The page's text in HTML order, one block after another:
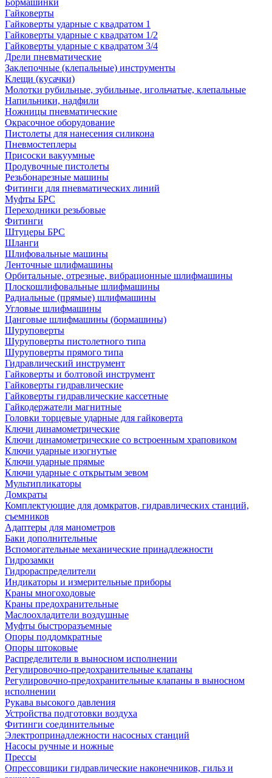
Бормашинки
Гайковерты
Гайковерты ударные с квадратом 1
Гайковерты ударные с квадратом 1/2
Гайковерты ударные с квадратом 3/4
Дрели пневматические
Заклепочные (клепальные) инструменты
Клещи (кусачки)
Молотки рубильные, зубильные, игольчатые, клепальные
Напильники, надфили
Ножницы пневматические
Окрасочное оборудование
Пистолеты для нанесения силикона
Пневмостеплеры
Присоски вакуумные
Продувочные пистолеты
Резьбонарезные машины
Фитинги для пневматических линий
Муфты БРС
Переходники резьбовые
Фитинги
Штуцеры БРС
Шланги
Шлифовальные машины
Ленточные шлифмашины
Орбитальные, отрезные, вибрационные шлифмашины
Плоскошлифовальные шлифмашины
Радиальные (прямые) шлифмашины
Угловые шлифмашины
Цанговые шлифмашины (бормашины)
Шуруповерты
Шуруповерты пистолетного типа
Шуруповерты прямого типа
Гидравлический инструмент
Гайковерты и болтовой инструмент
Гайковерты гидравлические
Гайковерты гидравлические кассетные
Гайкодержатели магнитные
Головки торцевые ударные для гайковерта
Ключи динамометрические
Ключи динамометрические со встроенным храповиком
Ключи ударные изогнутые
Ключи ударные прямые
Ключи ударные с открытым зевом
Мультипликаторы
Домкраты
Комплектующие для домкратов, гидравлических станций,
съемников
Адаптеры для манометров
Баки дополнительные
Вспомогательные механические принадлежности
Гидрозамки
Гидрораспределители
Индикаторы и измерительные приборы
Краны многоходовые
Краны предохранительные
Маслоохладители воздушные
Муфты быстроразъемные
Опоры поддомкратные
Опоры штоковые
Распределители в выносном исполнении
Регулировочно-предохранительные клапаны
Регулировочно-предохранительные клапаны в выносном
исполнении
Рукава высокого давления
Устройства подготовки воздуха
Фитинги соединительные
Электропринадлежности насосных станций
Насосы ручные и ножные
Прессы
Опрессовщики гидравлические наконечников, гильз и